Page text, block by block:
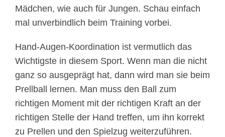
Mädchen, wie auch für Jungen. Schau einfach
mal unverbindlich beim Training vorbei.
Hand-Augen-Koordination ist vermutlich das
Wichtigste in diesem Sport. Wenn man die nicht
ganz so ausgeprägt hat, dann wird man sie beim
Prellball lernen. Man muss den Ball zum
richtigen Moment mit der richtigen Kraft an der
richtigen Stelle der Hand treffen, um ihn korrekt
zu Prellen und den Spielzug weiterzuführen.